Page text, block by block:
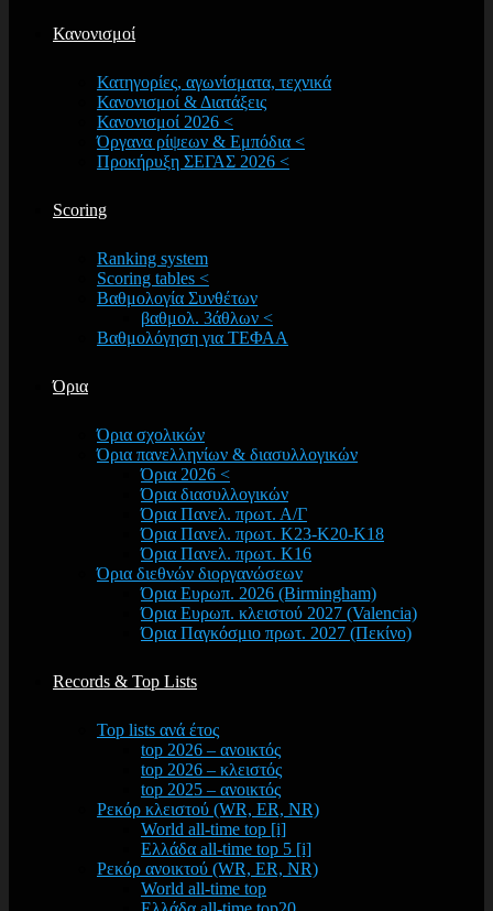
Κανονισμοί
Κατηγορίες, αγωνίσματα, τεχνικά
Κανονισμοί & Διατάξεις
Κανονισμοί 2026 <
Όργανα ρίψεων & Εμπόδια <
Προκήρυξη ΣΕΓΑΣ 2026 <
Scoring
Ranking system
Scoring tables <
Βαθμολογία Συνθέτων
βαθμολ. 3άθλων <
Βαθμολόγηση για ΤΕΦΑΑ
Όρια
Όρια σχολικών
Όρια πανελληνίων & διασυλλογικών
Όρια 2026 <
Όρια διασυλλογικών
Όρια Πανελ. πρωτ. Α/Γ
Όρια Πανελ. πρωτ. Κ23-Κ20-Κ18
Όρια Πανελ. πρωτ. Κ16
Όρια διεθνών διοργανώσεων
Όρια Ευρωπ. 2026 (Birmingham)
Όρια Ευρωπ. κλειστού 2027 (Valencia)
Όρια Παγκόσμιο πρωτ. 2027 (Πεκίνο)
Records & Top Lists
Top lists ανά έτος
top 2026 – ανοικτός
top 2026 – κλειστός
top 2025 – ανοικτός
Ρεκόρ κλειστού (WR, ER, NR)
World all-time top [i]
Ελλάδα all-time top 5 [i]
Ρεκόρ ανοικτού (WR, ER, NR)
World all-time top